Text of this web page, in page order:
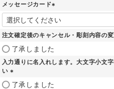
メッセージカード
(
必
須
注文確定後のキャンセル・彫刻内容の
了承しました
入力通りに名入れします。大文字小文
い
(了承しました